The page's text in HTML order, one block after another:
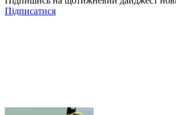
Підписатися